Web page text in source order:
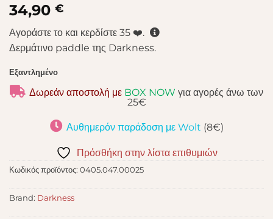
34,90 €
Αγοράστε το και κερδίστε 35 ❤️.
Δερμάτινο paddle της Darkness.
Εξαντλημένο
Δωρεάν αποστολή με BOX NOW για αγορές άνω των
25€
Αυθημερόν παράδοση με Wolt (8€)
Πρόσθήκη στην λίστα επιθυμιών
Κωδικός προϊόντος: 0405.047.00025
Brand: Darkness